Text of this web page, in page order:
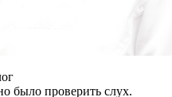
было проверить слух.